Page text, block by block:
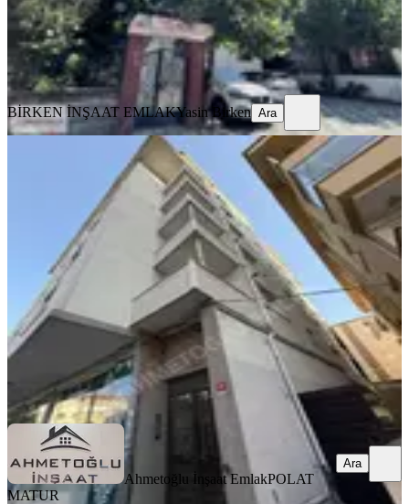
BİRKEN İNŞAAT EMLAKYasin Birken
Ara
BİRKEN İNŞAAT EMLAKYasin Birken Ara
Fevzi Çakmak Mahallesinde 150 M²
Net Kullanım Alanlı Kiralık 3+1
İstanbul, Pendik
180 m² ·7. Kat·07.08.2026
35.000 ₺
Ahmetoğlu İnşaat Emlak POLAT MATUR
Ara
Ahmetoğlu İnşaat EmlakPOLAT
MATUR
Ara